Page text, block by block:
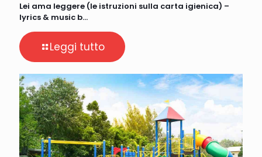
Lei ama leggere (le istruzioni sulla carta igienica) –
lyrics & music b…
Leggi tutto